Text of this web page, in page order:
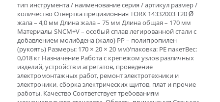
тип инструмента / наименование серия / артикул размер /
количество Отвертка прецизионная TORX 14332003 T20 Ø
жала – 4,0 мм Длина жала – 75 мм Длина общая – 170 мм
Материалы SNCM+V – особый сплав легированной стали с
добавлением молибдена (жало) PP – полипропилен
(рукоять) Размеры: 170 × 20 × 20 ммУпаковка: PE пакетВес:
0,018 кг Назначение Работа с крепежом узлов различных
изделий, устройств и агрегатов, проведение
электромонтажных работ, ремонт электротехники и
электроники, сборка электрических щитов, плат и прочие
работы. Качество Соответствует требованиям